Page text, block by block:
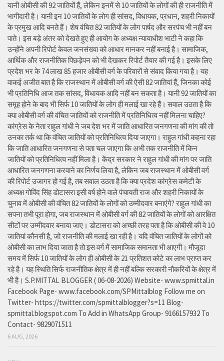
यानी ओबीसी की 92 जातियों हैं, लेकिन इनमें से 10 जातियों के लोगों की ही राजनीति में
भागीदारी है। यानी इन 10 जातियों के लोग ही सांसद, विधायक, प्रधान, शहरी निकायों
के प्रमुख आदि बनते हैं। शेष वंचित 82 जातियों के लोग पार्षद और सरपंच भी नहीं बन
पाते। इस बड़े अंतर को देखते हुए ही आयोग के अध्यक्ष न्यायाधीश भाटी ने कहा कि
उन्होंने अपनी रिपोर्ट केवल जनसंख्या को आधार मानकर नहीं बनाई है। सामाजिक,
आर्थिक और राजनीतिक पिछड़ेपन को भी देखकर रिपोर्ट तैयार की गई है। इसके लिए
प्रदेश भर के 74 लाख 85 हजार ओबीसी वर्ग के परिवारों से संवाद किया गया है। यह
वाकई अजीत बात है कि राजस्थान में ओबीसी वर्ग की ऐसी 82 जातियां हैं, जिनका कोई
भी प्रतिनिधि आज तक सांसद, विधायक आदि नहीं बन सकता है। यानी 92 जातियों का
समूह होने के बाद भी सिर्फ 10 जातियों के लोग ही मलाई खा रहे हैं। सवाल उठता है कि
क्या ओबीसी वर्ग की वंचित जातियों को राजनीति में प्रतिनिधित्व नहीं मिलना चाहिए?
कांग्रेस के नेता राहुल गांधी ने जब देश भर में जाति आधारित जनगणना की मांग की तो
उनका तर्क था कि वंचित जातियों को प्रतिनिधित्व दिया जाएगा। राहुल गांधी कहना रहा
कि जाति आधारित जनगणना से पता चल जाएगा कि अभी तक राजनीति में किन
जातियों को प्रतिनिधित्व नहीं मिला है। केंद्र सरकार ने राहुल गांधी की मांग पर जाति
आधारित जनगणना करवाने का निर्णय लिया है, लेकिन जब राजस्थान में ओबीसी वर्ग
की रिपोर्ट उजागर हो गई है, तब सवाल उठता है कि क्या प्रदेश कांग्रेस कमेटी के
अध्यक्ष गोविंद सिंह डोटासरा इसी वर्ष होने वाले पंचायती राज और शहरी निकायों के
चुनाव में ओबीसी की वंचित 82 जातियों के लोगों को उम्मीदवार बनाएंगे? राहुल गांधी का
सपना तभी पूरा होगा, जब राजस्थान में ओबीसी वर्ग की 82 जातियों के लोगों को आरक्षित
सीटों पर उम्मीदवार बनाया जाए। डोटासरा को अच्छी तरह पता है कि ओबीसी की वे 10
जातियां कौनसी है, जो राजनीति की मलाई खा रही है। यदि वंचित जातियों के लोगों को
ओबीसी का लाभ दिया जाता है तो इस वर्ग में सामाजिक समानता भी आएगी। मौजूदा
समय में सिर्फ 10 जातियों के लोग ही ओबीसी के 21 प्रतिशत कोटे का लाभ प्राप्त कर
रहे है। यह स्थिति सिर्फ राजनीतिक क्षेत्र में ही नहीं बल्कि सरकारी नौकरियों के क्षेत्र में
भी है। S.P.MITTAL BLOGGER ( 06-08-2026) Website- www.spmittal.in
Facebook Page- www.facebook.com/SPMittalblog Follow me on
Twitter- https://twitter.com/spmittalblogger?s=11 Blog-
spmittal.blogspot.com To Add in WhatsApp Group- 9166157932 To
Contact- 9829071511
6 AUG, 2026